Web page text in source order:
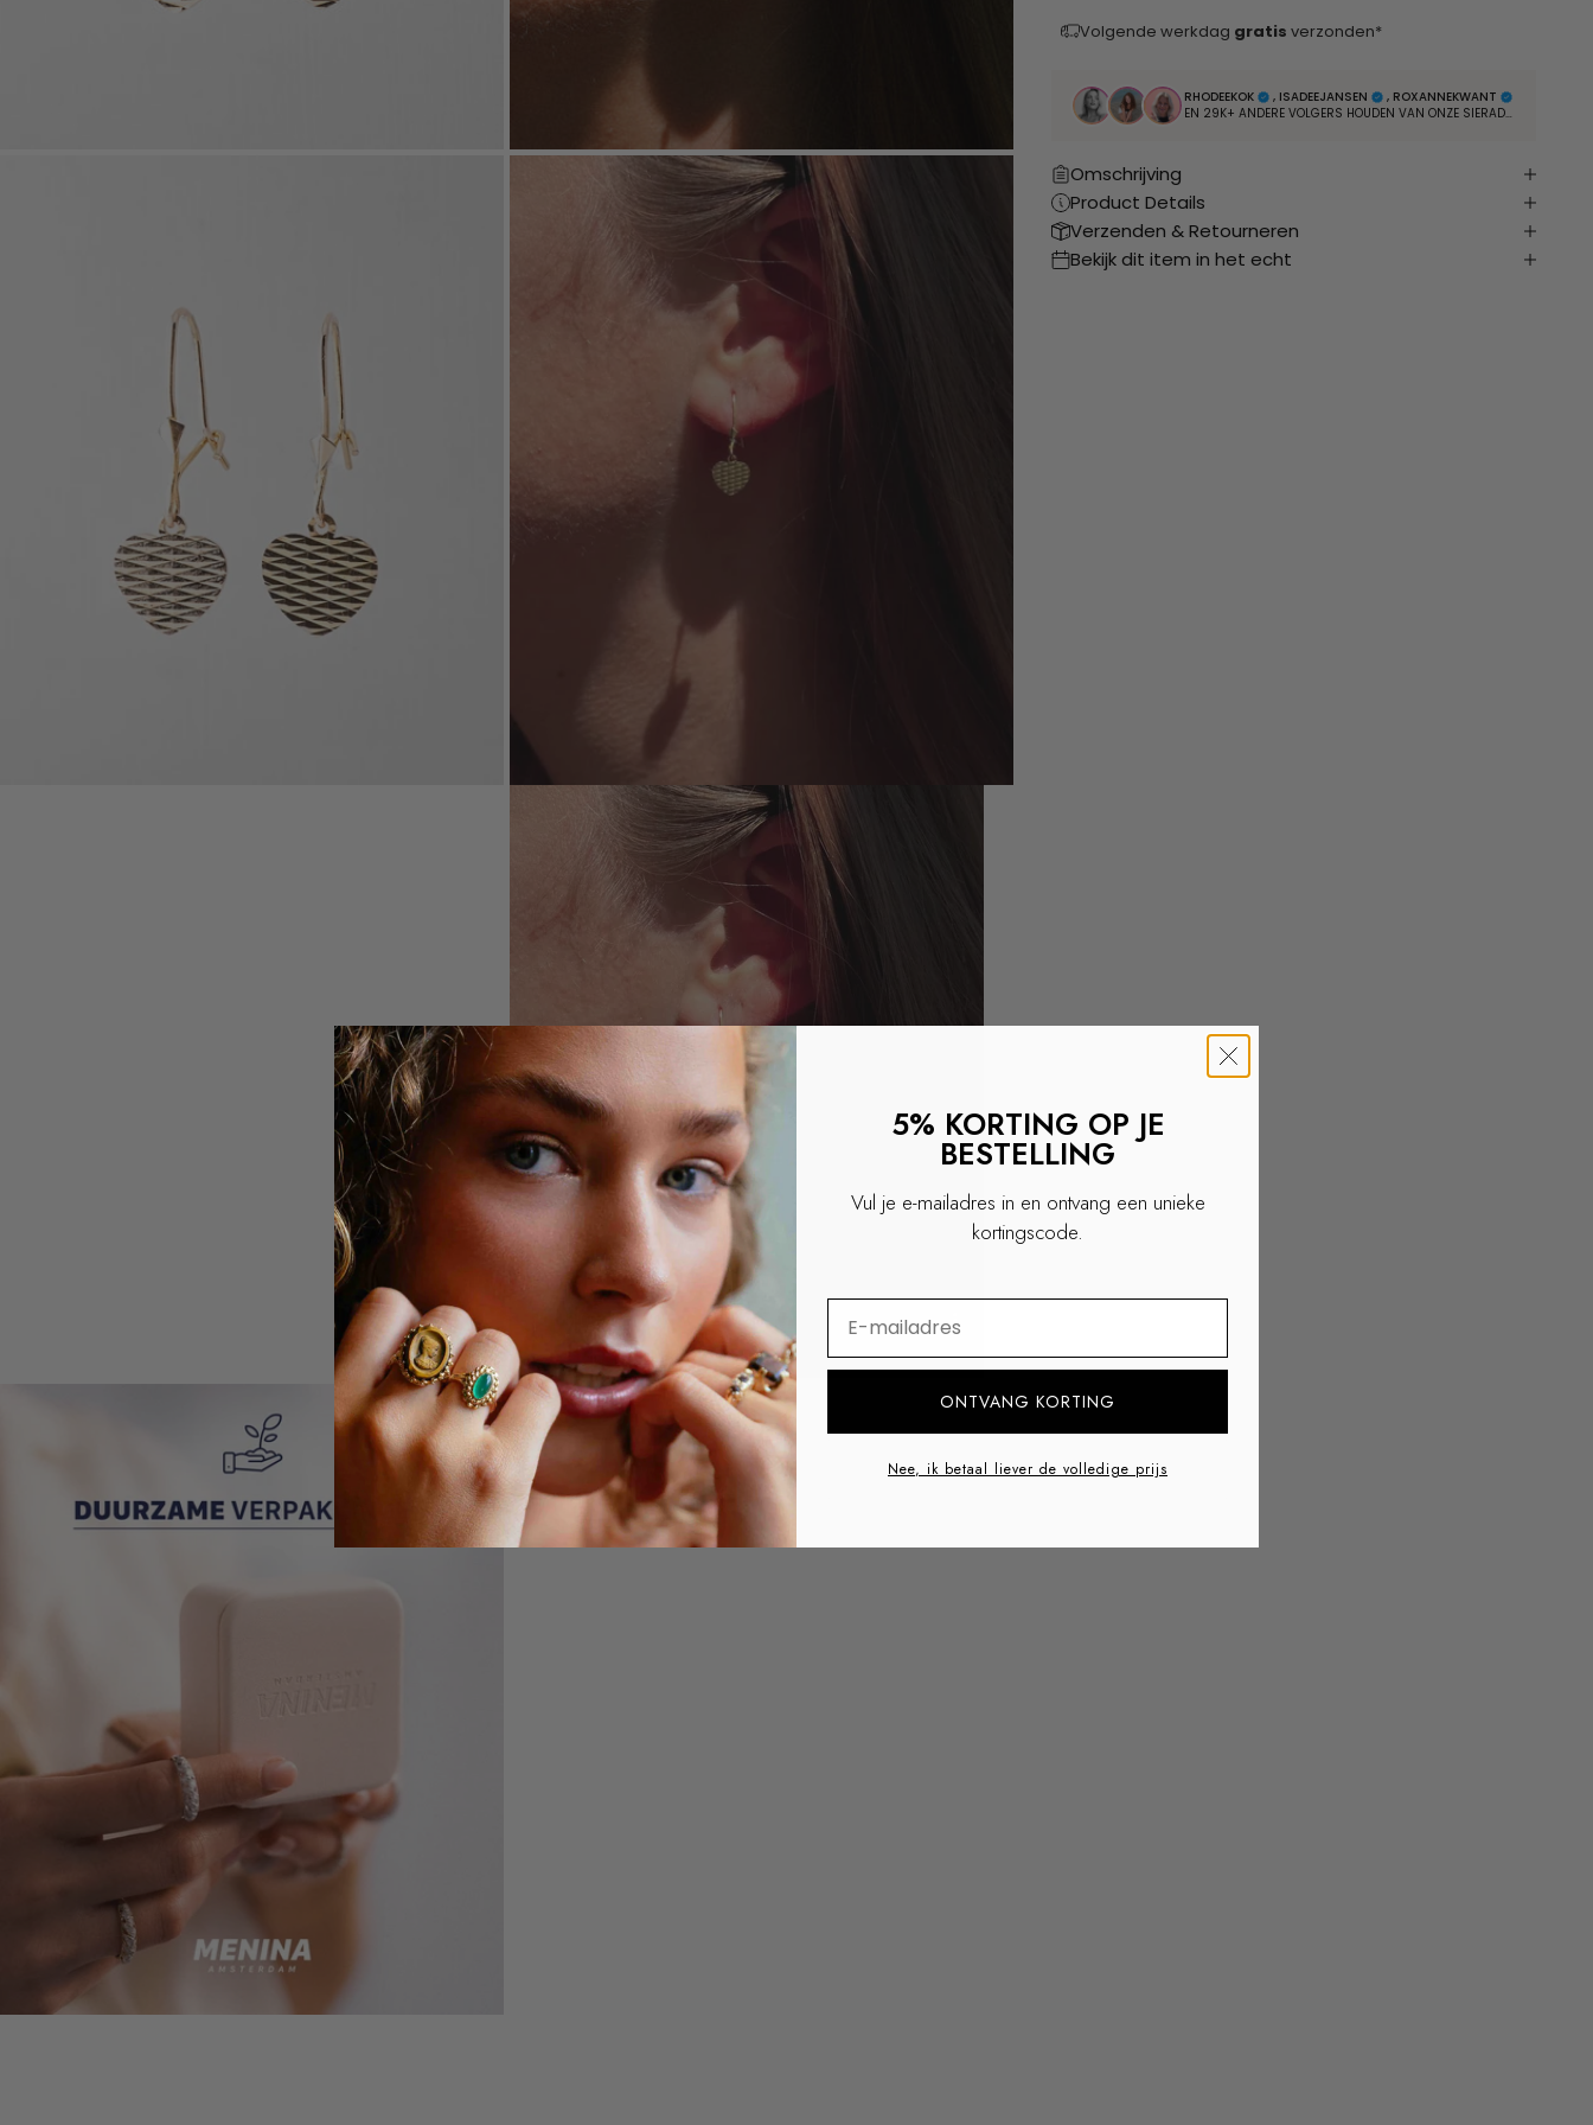
Volgende werkdag gratis verzonden*
RHODEEKOK , ISADEEJANSEN
, ROXANNEKWANT
EN 29K+ ANDERE VOLGERS HOUDEN VAN ONZE SIERADEN
Omschrijving
Product Details
Verzenden & Retourneren
Bekijk dit item in het echt
5% KORTING OP JE
BESTELLING
Vul je e-mailadres in en ontvang een unieke
kortingscode.
ONTVANG KORTING
Nee, ik betaal liever de volledige prijs